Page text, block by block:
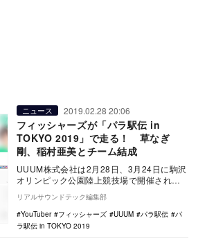
ニュース 2019.02.28 20:06
フィッシャーズが「パラ駅伝 in
TOKYO 2019」で走る！ 草なぎ
剛、稲村亜美とチーム結成
UUUM株式会社は2月28日、3月24日に駒沢
オリンピック公園陸上競技場で開催される
「パラ駅伝 in TOKYO 2019」（…
リアルサウンドテック編集部
YouTuber
フィッシャーズ UUUM パラ駅伝
パ
ラ駅伝 in TOKYO 2019